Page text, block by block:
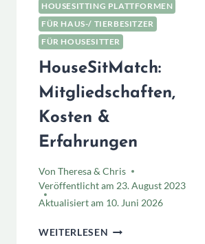
HOUSESITTING PLATTFORMEN
FÜR HAUS-/ TIERBESITZER
FÜR HOUSESITTER
HouseSitMatch:
Mitgliedschaften,
Kosten &
Erfahrungen
Von Theresa & Chris
Veröffentlicht am 23. August 2023
Aktualisiert am 10. Juni 2026
WEITERLESEN HOUSESITMATCH: